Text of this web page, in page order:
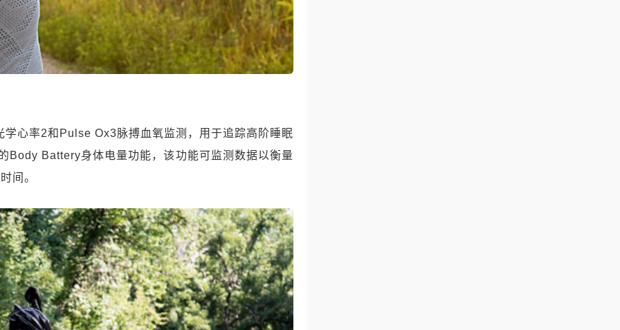
心率2和Pulse Ox3脉搏血氧监测，用于追踪高阶睡眠
Body Battery身体电量功能，该功能可监测数据以衡量
间。